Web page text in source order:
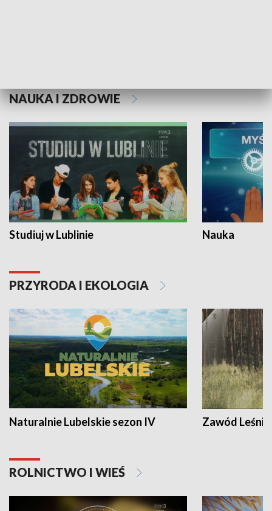
NAUKA I ZDROWIE
Studiuj w Lublinie Nauka
PRZYRODA I EKOLOGIA
Naturalnie Lubelskie sezon IV Zawód Leśnik
ROLNICTWO I WIEŚ